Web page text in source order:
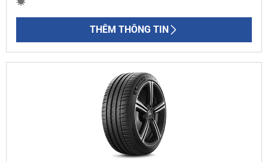
THÊM THÔNG TIN